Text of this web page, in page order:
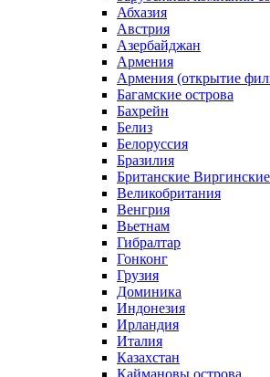
Абхазия
Австрия
Азербайджан
Армения
Армения (открытие
Багамские острова
Бахрейн
Белиз
Белоруссия
Бразилия
Британские
Великобритания
Венгрия
Вьетнам
Гибралтар
Гонконг
Грузия
Доминика
Индонезия
Ирландия
Италия
Казахстан
Каймановы острова